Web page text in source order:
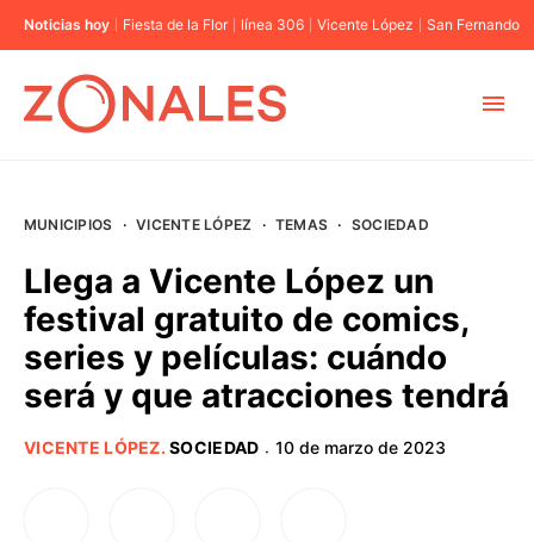
Noticias hoy Fiesta de la Flor línea 306 Vicente López San Fernando
BUENOS AIRES
PROVINCIAS
MUNICIPIOS · VICENTE LÓPEZ · TEMAS · SOCIEDAD
Llega a Vicente López un
festival gratuito de comics,
series y películas: cuándo
será y que atracciones tendrá
VICENTE LÓPEZ.SOCIEDAD · 10 de marzo de 2023